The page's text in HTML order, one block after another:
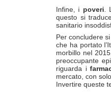
Infine, i poveri
questo si
sanitario
Per concludere
che ha portato
morbillo nel
preoccupante
riguarda i
mercato, con
Invertire queste